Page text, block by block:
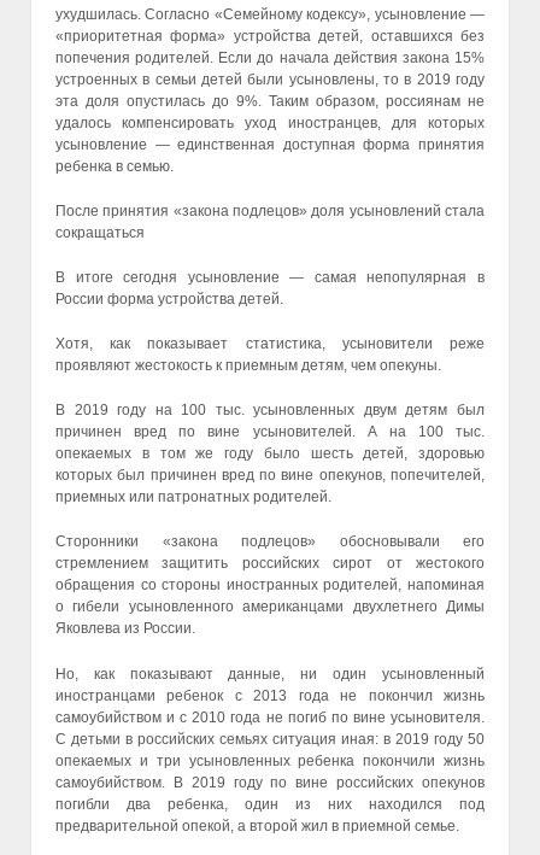
ухудшилась. Согласно «Семейному кодексу», усыновление —
«приоритетная форма» устройства детей, оставшихся без
попечения родителей. Если до начала действия закона 15%
устроенных в семьи детей были усыновлены, то в 2019 году
эта доля опустилась до 9%. Таким образом, россиянам не
удалось компенсировать уход иностранцев, для которых
усыновление — единственная доступная форма принятия
ребенка в семью.
После принятия «закона подлецов» доля усыновлений стала
сокращаться
В итоге сегодня усыновление — самая непопулярная в
России форма устройства детей.
Хотя, как показывает статистика, усыновители реже
проявляют жестокость к приемным детям, чем опекуны.
В 2019 году на 100 тыс. усыновленных двум детям был
причинен вред по вине усыновителей. А на 100 тыс.
опекаемых в том же году было шесть детей, здоровью
которых был причинен вред по вине опекунов, попечителей,
приемных или патронатных родителей.
Сторонники «закона подлецов» обосновывали его
стремлением защитить российских сирот от жестокого
обращения со стороны иностранных родителей, напоминая
о гибели усыновленного американцами двухлетнего Димы
Яковлева из России.
Но, как показывают данные, ни один усыновленный
иностранцами ребенок с 2013 года не покончил жизнь
самоубийством и с 2010 года не погиб по вине усыновителя.
С детьми в российских семьях ситуация иная: в 2019 году 50
опекаемых и три усыновленных ребенка покончили жизнь
самоубийством. В 2019 году по вине российских опекунов
погибли два ребенка, один из них находился под
предварительной опекой, а второй жил в приемной семье.